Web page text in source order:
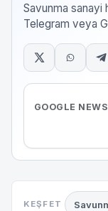
Savunma sanayi
Telegram veya
GOOGLE NEWS
KEŞFET